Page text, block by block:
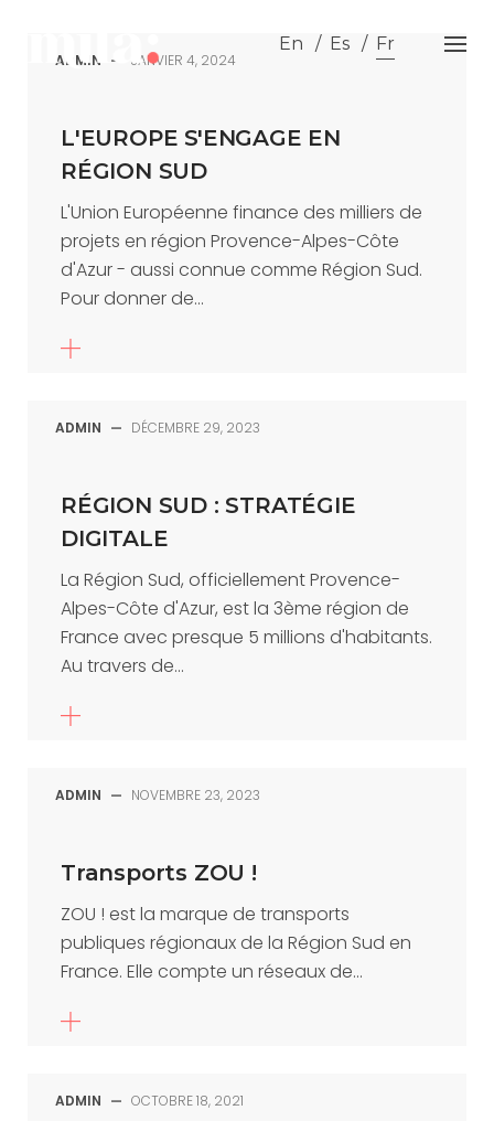
content
En Es Fr
ADMIN — JANVIER 4, 2024
L'EUROPE S'ENGAGE EN
RÉGION SUD
L'Union Européenne finance des milliers de
projets en région Provence-Alpes-Côte
d'Azur - aussi connue comme Région Sud.
Pour donner de...
ADMIN — DÉCEMBRE 29, 2023
RÉGION SUD : STRATÉGIE
DIGITALE
La Région Sud, officiellement Provence-
Alpes-Côte d'Azur, est la 3ème région de
France avec presque 5 millions d'habitants.
Au travers de...
ADMIN — NOVEMBRE 23, 2023
Transports ZOU !
ZOU ! est la marque de transports
publiques régionaux de la Région Sud en
France. Elle compte un réseaux de...
ADMIN — OCTOBRE 18, 2021